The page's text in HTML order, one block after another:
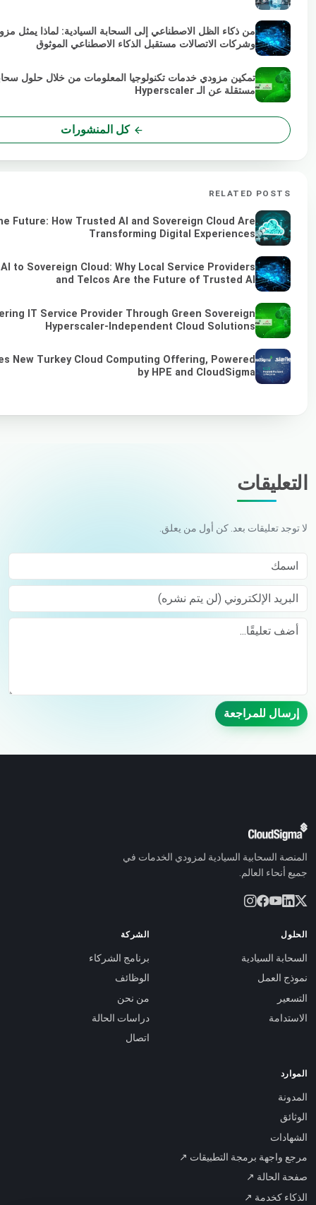
من ذكاء الظل الاصطناعي إلى السحابة السيادية: لماذا يمثل
وشركات الاتصالات مستقبل الذكاء الاصطناعي الموثوق
تمكين مزودي خدمات تكنولوجيا المعلومات من خلال حلول
مستقلة عن الـ Hyperscaler
كل المنشورات
RELATED POSTS
Future: How Trusted AI and Sovereign Cloud Are
Transforming Digital Experiences
to Sovereign Cloud: Why Local Service Providers
and Telcos Are the Future of Trusted AI
IT Service Provider Through Green Sovereign
Hyperscaler-Independent Cloud Solutions
New Turkey Cloud Computing Offering, Powered
by HPE and CloudSigma
التعليقات
لا توجد تعليقات بعد. كن أول من يعلق.
اسمك
البريد الإلكتروني (لن يتم نشره)
إرسال للمراجعة
المنصة السحابية السيادية لمزودي الخدمات في
جميع أنحاء العالم.
الحلول
السحابة السيادية
نموذج العمل
التسعير
الاستدامة
الشركة
برنامج الشركاء
الوظائف
من نحن
دراسات الحالة
اتصال
الموارد
المدونة
الوثائق
الشهادات
مرجع واجهة برمجة التطبيقات ↗
صفحة الحالة ↗
الذكاء كخدمة ↗